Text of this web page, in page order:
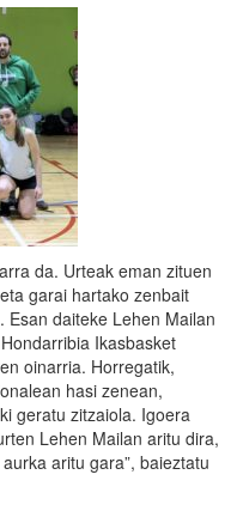
da. Urteak eman zituen
garai hartako zenbait
daiteke Lehen Mailan
Ikasbasket
oinarria. Horregatik,
hasi zenean,
geratu zitzaiola. Igoera
Lehen Mailan aritu dira,
aritu gara”, baieztatu